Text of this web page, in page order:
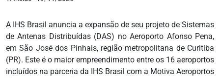
A IHS Brasil anuncia a expansão de seu projeto de Sistemas
de Antenas Distribuídas (DAS) no Aeroporto Afonso Pena,
em São José dos Pinhais, região metropolitana de Curitiba
(PR). Este é o maior empreendimento entre os 16 aeroportos
incluídos na parceria da IHS Brasil com a Motiva Aeroportos